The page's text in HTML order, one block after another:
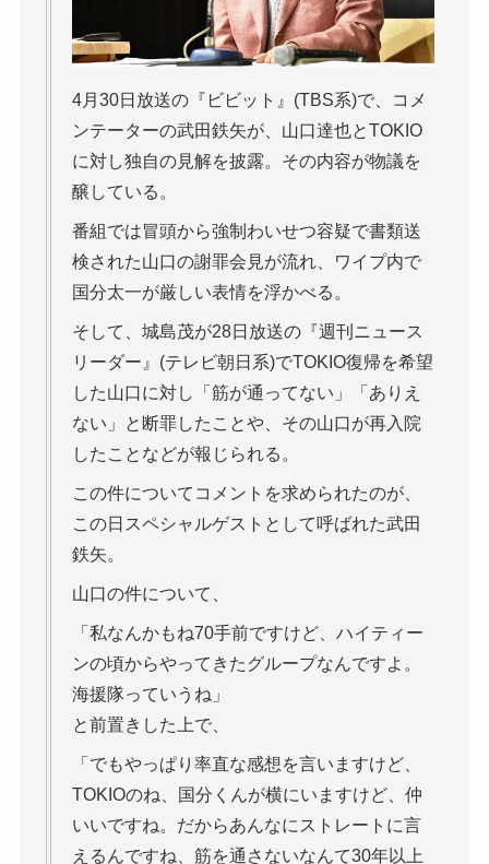
4月30日放送の『ビビット』(TBS系)で、コメ
ンテーターの武田鉄矢が、山口達也とTOKIO
に対し独自の見解を披露。その内容が物議を
醸している。
番組では冒頭から強制わいせつ容疑で書類送
検された山口の謝罪会見が流れ、ワイプ内で
国分太一が厳しい表情を浮かべる。
そして、城島茂が28日放送の『週刊ニュース
リーダー』(テレビ朝日系)でTOKIO復帰を希望
した山口に対し「筋が通ってない」「ありえ
ない」と断罪したことや、その山口が再入院
したことなどが報じられる。
この件についてコメントを求められたのが、
この日スペシャルゲストとして呼ばれた武田
鉄矢。
山口の件について、
「私なんかもね70手前ですけど、ハイティー
ンの頃からやってきたグループなんですよ。
海援隊っていうね」
と前置きした上で、
「でもやっぱり率直な感想を言いますけど、
TOKIOのね、国分くんが横にいますけど、仲
いいですね。だからあんなにストレートに言
えるんですね、筋を通さないなんて30年以上